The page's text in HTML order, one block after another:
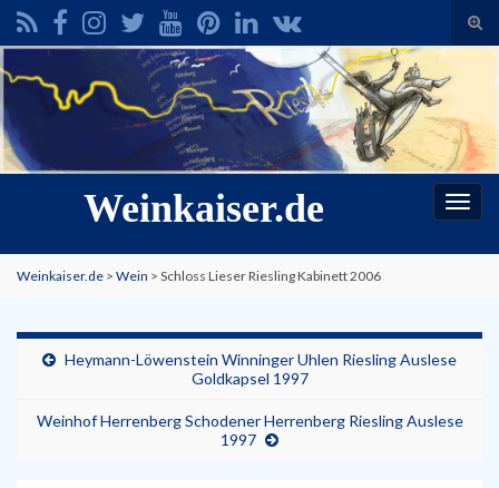
Search for:
Weinkaiser.de
Weinkaiser.de > Wein > Schloss Lieser Riesling Kabinett 2006
Heymann-Löwenstein Winninger Uhlen Riesling Auslese
Goldkapsel 1997
Weinhof Herrenberg Schodener Herrenberg Riesling Auslese
1997